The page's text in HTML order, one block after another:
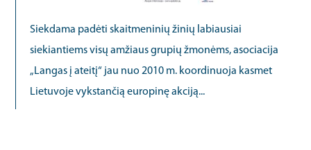
Siekdama padėti skaitmeninių žinių labiausiai
siekiantiems visų amžiaus grupių žmonėms, asociacija
„Langas į ateitį“ jau nuo 2010 m. koordinuoja kasmet
Lietuvoje vykstančią europinę akciją...